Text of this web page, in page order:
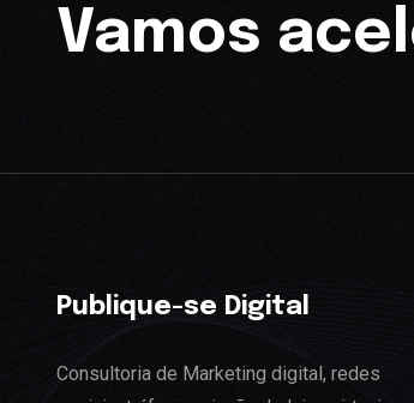
Vamos
Publique-se Digital
Consultoria de Marketing digital, redes